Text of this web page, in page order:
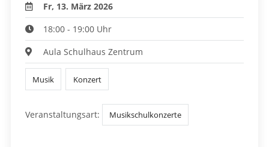
Fr, 13. März 2026
18:00 - 19:00 Uhr
Aula Schulhaus Zentrum
Musik Konzert
Veranstaltungsart: Musikschulkonzerte